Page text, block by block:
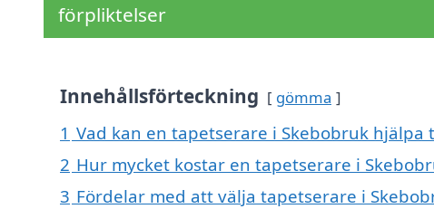
förpliktelser
Innehållsförteckning gömma
1 Vad kan en tapetserare i Skebobruk hjälpa
2 Hur mycket kostar en tapetserare i
3 Fördelar med att välja tapetserare i